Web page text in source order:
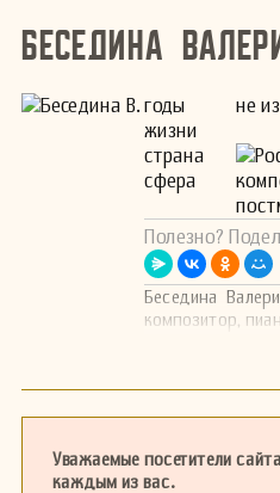
Беседина
годы
жизни
не
страна
сфера
Полезно?
Беседина
композитор,
Уважаемые посетители
каждым из вас.